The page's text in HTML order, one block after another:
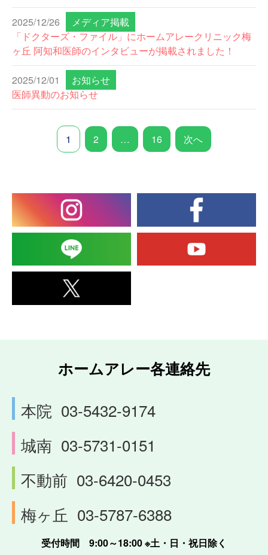
2025/12/26
メディア掲載
「ドクターズ・ファイル」にホームアレークリニック梅
ヶ丘 阿知和医師のインタビューが掲載されました！
2025/12/01
お知らせ
医師異動のお知らせ
1 2 … 16 次へ
ホームアレー各連絡先
本院 03-5432-9174
城南 03-5731-0151
不動前 03-6420-0453
梅ヶ丘 03-5787-6388
受付時間 9:00～18:00 ※土・日・祝日除く